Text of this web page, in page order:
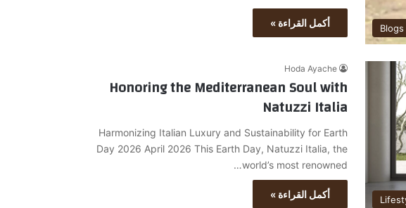
Blogs أكمل القراءة »
Hoda Ayache
Honoring the Mediterranean Soul with
Natuzzi Italia
Harmonizing Italian Luxury and Sustainability for Earth
Day 2026 April 2026 This Earth Day, Natuzzi Italia, the
world’s most renowned…
أكمل القراءة »